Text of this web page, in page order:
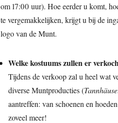
om 17:00 uur). Hoe eerder u komt,
te vergemakkelijken, krijgt u bij de
logo van de Munt.
Welke kostuums zullen er
Tijdens de verkoop zal u heel wat
diverse Muntproducties (
aantreffen: van schoenen en
zoveel meer!